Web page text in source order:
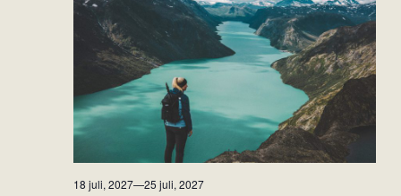
18 juli, 2027—25 juli, 2027